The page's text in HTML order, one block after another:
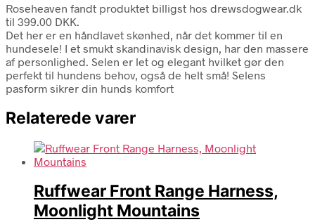
Roseheaven fandt produktet billigst hos drewsdogwear.dk
til 399.00 DKK.
Det her er en håndlavet skønhed, når det kommer til en
hundesele! I et smukt skandinavisk design, har den massere
af personlighed. Selen er let og elegant hvilket gør den
perfekt til hundens behov, også de helt små! Selens
pasform sikrer din hunds komfort
Relaterede varer
Ruffwear Front Range Harness,
Moonlight Mountains